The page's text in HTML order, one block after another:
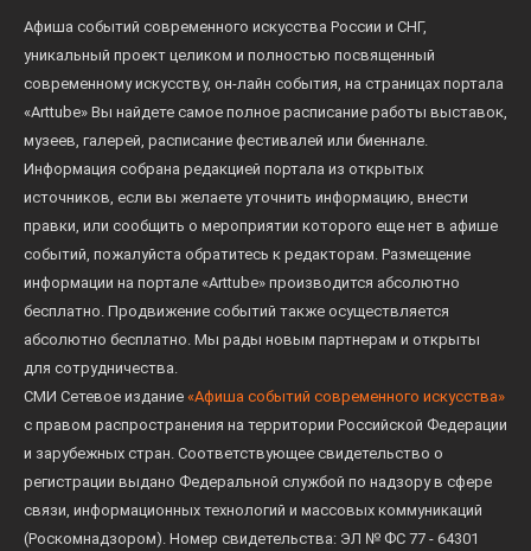
Афиша событий современного искусства России и СНГ,
уникальный проект целиком и полностью посвященный
современному искусству, он-лайн события, на страницах портала
«Arttube» Вы найдете самое полное расписание работы выставок,
музеев, галерей, расписание фестивалей или биеннале.
Информация собрана редакцией портала из открытых
источников, если вы желаете уточнить информацию, внести
правки, или сообщить о мероприятии которого еще нет в афише
событий, пожалуйста обратитесь к редакторам. Размещение
информации на портале «Arttube» производится абсолютно
бесплатно. Продвижение событий также осуществляется
абсолютно бесплатно. Мы рады новым партнерам и открыты
для сотрудничества.
СМИ Сетевое издание «Афиша событий современного искусства»
с правом распространения на территории Российской Федерации
и зарубежных стран. Соответствующее свидетельство о
регистрации выдано Федеральной службой по надзору в сфере
связи, информационных технологий и массовых коммуникаций
(Роскомнадзором). Номер свидетельства: ЭЛ № ФС 77 - 64301